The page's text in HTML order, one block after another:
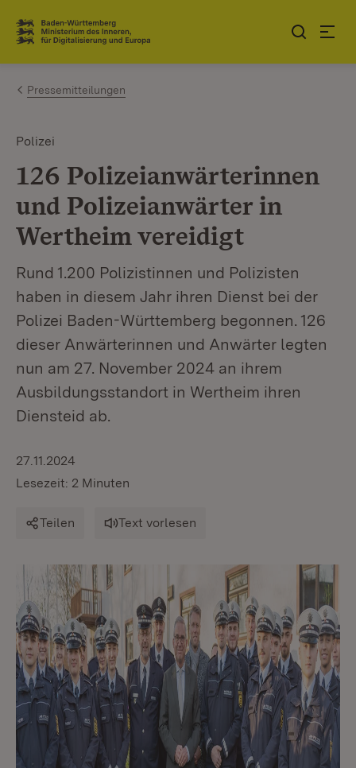
Zum Inhalt springen
Link zur Startseite
Pressemitteilungen
Polizei
126 Polizeianwärterinnen
und Polizeianwärter in
Wertheim vereidigt
Rund 1.200 Polizistinnen und Polizisten
haben in diesem Jahr ihren Dienst bei der
Polizei Baden-Württemberg begonnen. 126
dieser Anwärterinnen und Anwärter legten
nun am 27. November 2024 an ihrem
Ausbildungsstandort in Wertheim ihren
Diensteid ab.
27.11.2024
Lesezeit: 2 Minuten
Teilen Text vorlesen